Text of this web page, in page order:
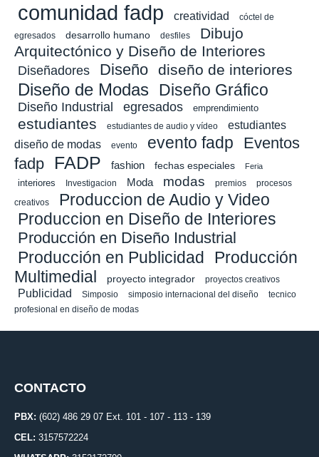
comunidad fadp creatividad
cóctel de
egresados
desarrollo humano desfiles
Dibujo
Arquitectónico y Diseño de Interiores
Diseñadores Diseño diseño de interiores
Diseño de Modas Diseño Gráfico
Diseño Industrial egresados emprendimiento
estudiantes estudiantes de audio y vídeo
estudiantes
diseño de modas
evento evento fadp
Eventos
fadp
FADP fashion fechas especiales Feria
interiores Investigacion Moda modas premios procesos
creativos Produccion de Audio y Video
Produccion en Diseño de Interiores
Producción en Diseño Industrial
Producción en Publicidad
Producción
Multimedial
proyecto integrador proyectos creativos
Publicidad Simposio simposio internacional del diseño
tecnico
profesional en diseño de modas
CONTACTO
PBX: (602) 486 29 07 Ext. 101 - 107 - 113 - 139
CEL: 3157572224